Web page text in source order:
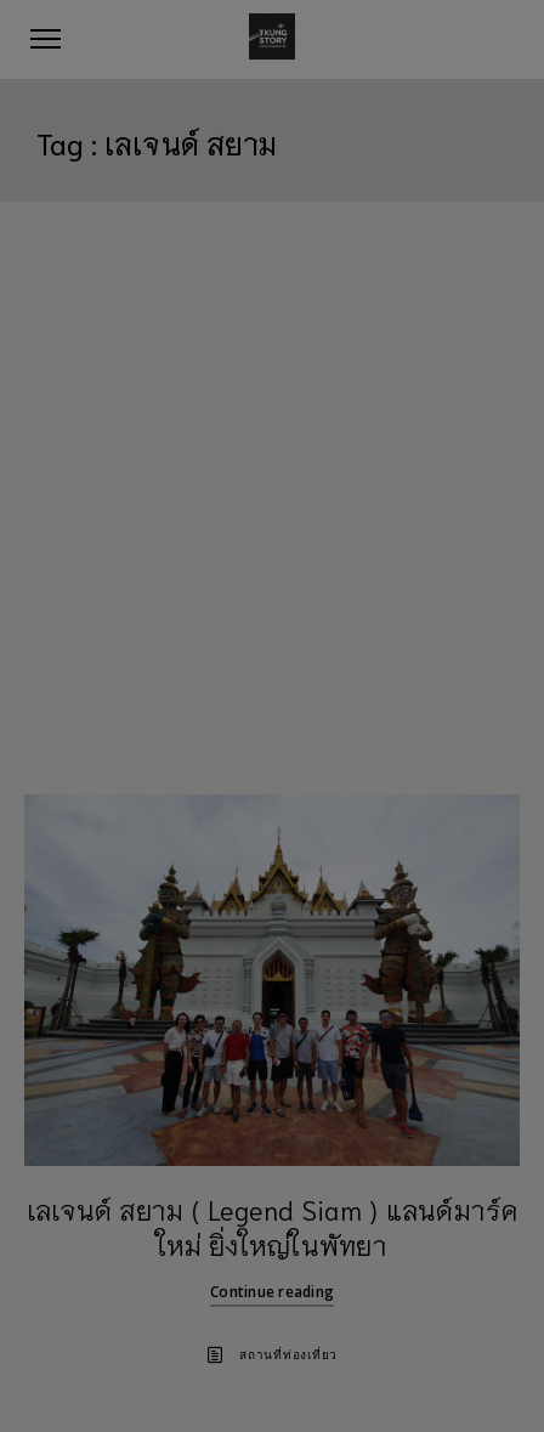
Tag : เลเจนด์ สยาม
เลเจนด์ สยาม ( Legend Siam ) แลนด์มาร์ค
ใหม่ ยิ่งใหญ่ในพัทยา
Continue reading
สถานที่ท่องเที่ยว